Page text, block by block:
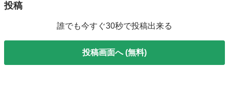
投稿
誰でも今すぐ30秒で投稿出来る
投稿画面へ (無料)